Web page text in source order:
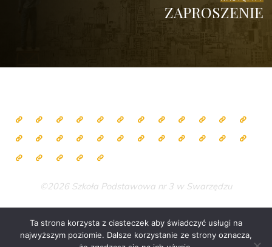
ZAPROSZENIE
©2026 Szkoła Podstawowa nr 3 w Swarzędzu
Zasilane przezBravada& WordPress .
Ta strona korzysta z ciasteczek aby świadczyć usługi na
najwyższym poziomie. Dalsze korzystanie ze strony oznacza,